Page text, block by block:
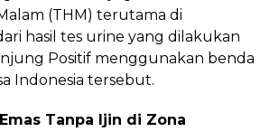
(THM) terutama di
hasil tes urine yang dilakukan
Positif menggunakan benda
Indonesia tersebut.
Tanpa Ijin di Zona